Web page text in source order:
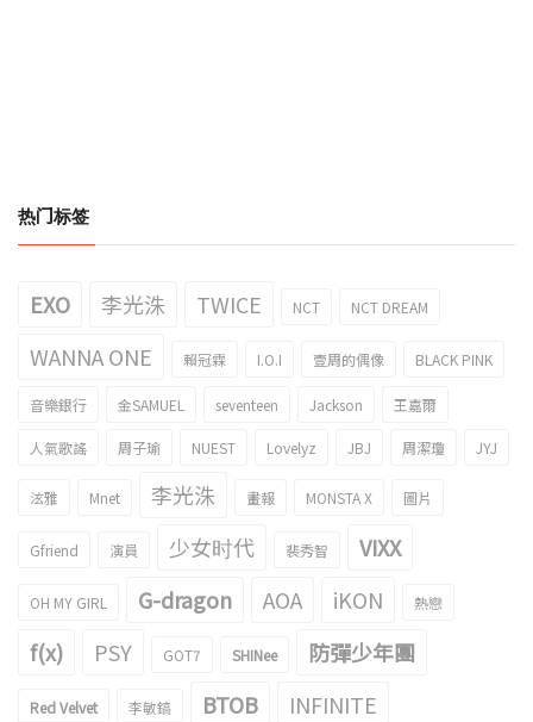
热门标签
EXO 李光洙 TWICE NCT NCT DREAM
WANNA ONE 賴冠霖 I.O.I 壹周的偶像 BLACK PINK
音樂銀行 金SAMUEL seventeen Jackson 王嘉爾
人氣歌謠 周子瑜 NUEST Lovelyz JBJ 周潔瓊 JYJ
泫雅 Mnet 李光洙 畫報 MONSTA X 圖片
Gfriend 演員 少女时代 裴秀智 VIXX
OH MY GIRL G-dragon AOA iKON 熱戀
f(x) PSY GOT7 SHINee 防彈少年團
Red Velvet 李敏鎬 BTOB
INFINITE